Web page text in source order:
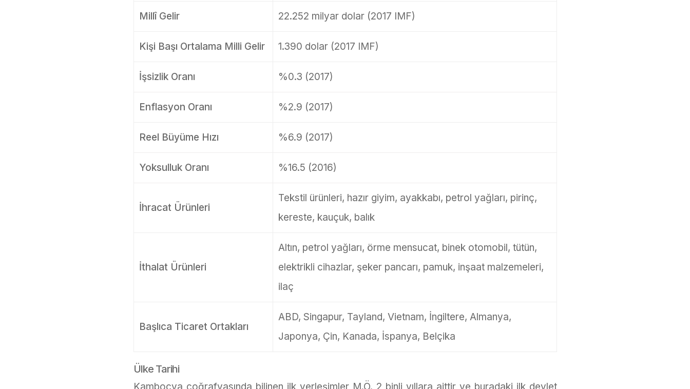
Millî Gelir 22.252 milyar dolar (2017 IMF)
Kişi Başı Ortalama Milli Gelir 1.390 dolar (2017 IMF)
İşsizlik Oranı %0.3 (2017)
Enflasyon Oranı %2.9 (2017)
Reel Büyüme Hızı %6.9 (2017)
Yoksulluk Oranı %16.5 (2016)
İhracat Ürünleri
Tekstil ürünleri, hazır giyim, ayakkabı, petrol yağları, pirinç,
kereste, kauçuk, balık
İthalat Ürünleri
Altın, petrol yağları, örme mensucat, binek otomobil, tütün,
elektrikli cihazlar, şeker pancarı, pamuk, inşaat malzemeleri,
ilaç
Başlıca Ticaret Ortakları
ABD, Singapur, Tayland, Vietnam, İngiltere, Almanya,
Japonya, Çin, Kanada, İspanya, Belçika
Ülke Tarihi